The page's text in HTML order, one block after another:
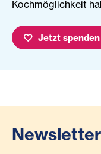
Jetzt spenden
Newsletter